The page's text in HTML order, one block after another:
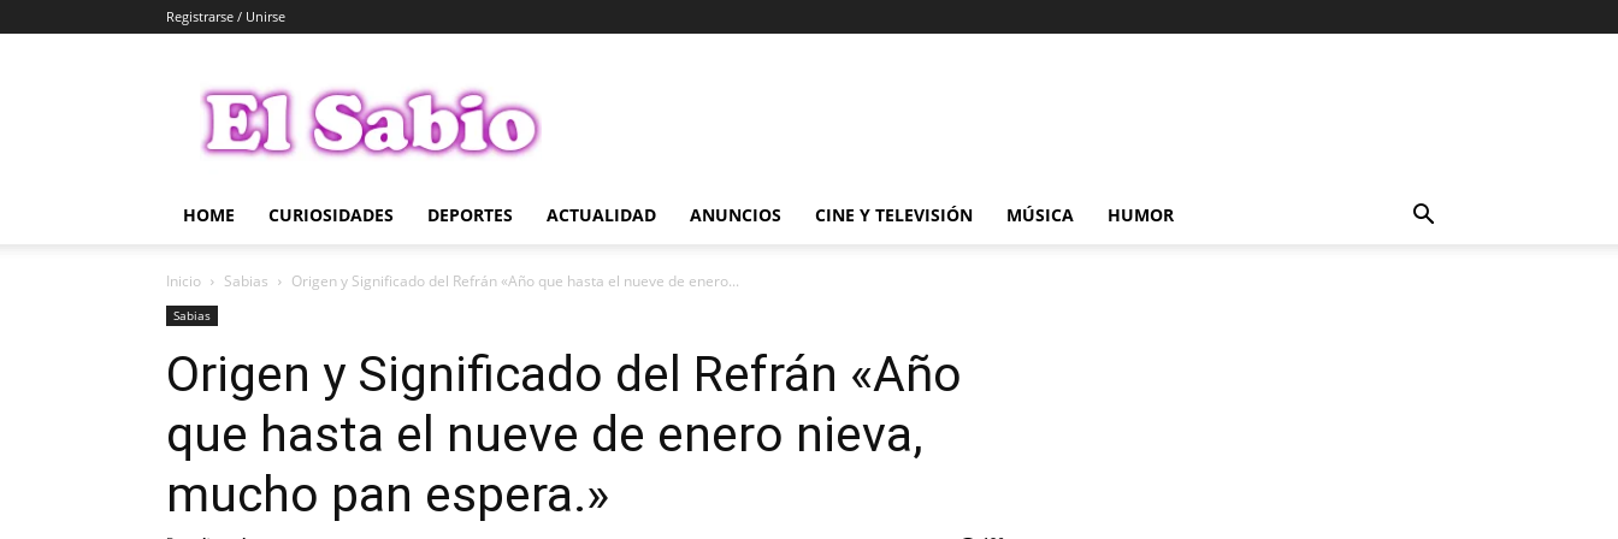
Registrarse / Unirse
Sabio
HOME CURIOSIDADES DEPORTES ACTUALIDAD ANUNCIOS CINE Y TELEVISIÓN MÚSICA HUMOR
Inicio Sabias Origen y Significado del Refrán «Año que hasta el nueve de enero...
Sabias
Origen y Significado del Refrán «Año
que hasta el nueve de enero nieva,
mucho pan espera.»